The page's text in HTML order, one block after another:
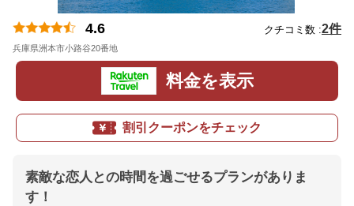
4.6 クチコミ数 :2件
兵庫県洲本市小路谷20番地
料金を表示
割引クーポンをチェック
素敵な恋人との時間を過ごせるプランがありま
す！